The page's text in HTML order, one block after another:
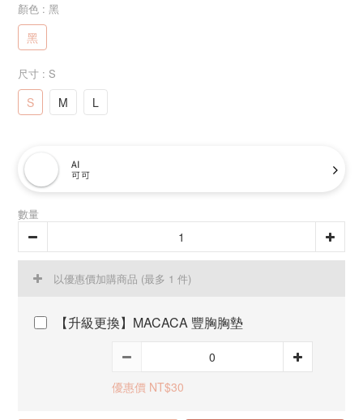
顏色 : 黑
黑
尺寸 : S
S M L
AI
可可
數量
以優惠價加購商品 (最多 1 件)
【升級更換】MACACA 豐胸胸墊
優惠價 NT$30